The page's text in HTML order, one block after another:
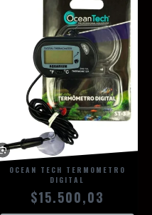
OCEAN TECH TERMOMETRO
DIGITAL
$15.500,03